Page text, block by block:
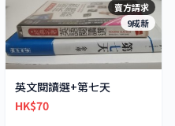
賣方請求
9成新
英文閱讀選+第七天
HK$70